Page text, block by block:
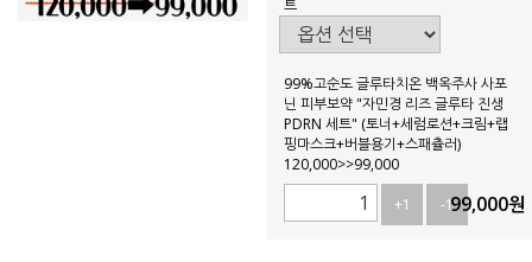
트
99%고순도 글루타치온 백옥주사 사포
닌 피부보약 "자민경 리즈 글루타 진생
PDRN 세트" (토너+세럼로션+크림+랩
핑마스크+버블용기+스패츌러)
120,000>>99,000
+1
-199,000원